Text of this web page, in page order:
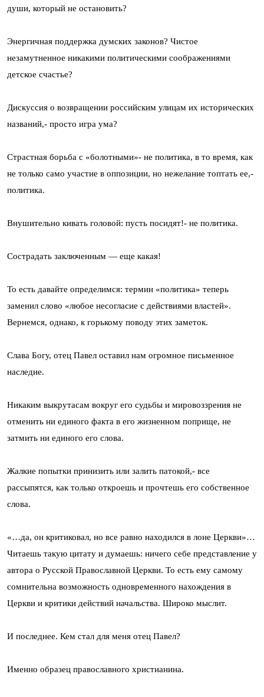
души, который не остановить?
Энергичная поддержка думских законов? Чистое
незамутненное никакими политическими соображениями
детское счастье?
Дискуссия о возвращении российским улицам их исторических
названий,- просто игра ума?
Страстная борьба с «болотными»- не политика, в то время, как
не только само участие в оппозиции, но нежелание топтать ее,-
политика.
Внушительно кивать головой: пусть посидят!- не политика.
Сострадать заключенным — еще какая!
То есть давайте определимся: термин «политика» теперь
заменил слово «любое несогласие с действиями властей».
Вернемся, однако, к горькому поводу этих заметок.
Слава Богу, отец Павел оставил нам огромное письменное
наследие.
Никаким выкрутасам вокруг его судьбы и мировоззрения не
отменить ни единого факта в его жизненном поприще, не
затмить ни единого его слова.
Жалкие попытки принизить или залить патокой,- все
рассыпятся, как только откроешь и прочтешь его собственное
слова.
«…да, он критиковал, но все равно находился в лоне Церкви»…
Читаешь такую цитату и думаешь: ничего себе представление у
автора о Русской Православной Церкви. То есть ему самому
сомнительна возможность одновременного нахождения в
Церкви и критики действий начальства. Широко мыслит.
И последнее. Кем стал для меня отец Павел?
Именно образец православного христианина.